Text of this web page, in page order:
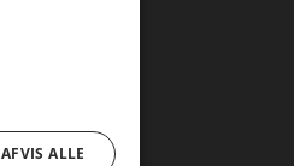
AFVIS ALLE